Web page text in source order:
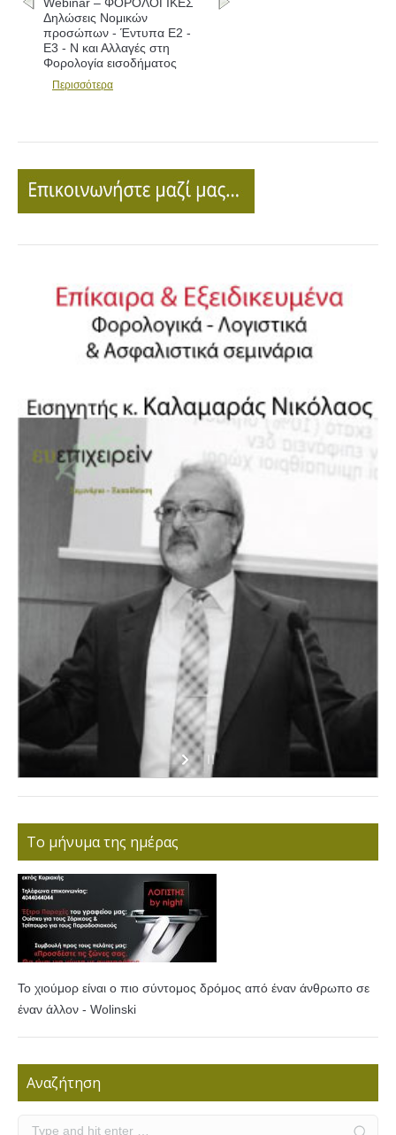
Δηλώσεις - Συμπλήρωση
εντύπων Ε1 - Ε2 - Ε3 και
Αλλαγές
Περισσότερα
Το μήνυμα της ημέρας
Το χιούμορ είναι ο πιο σύντομος δρόμος από έναν άνθρωπο σε
έναν άλλον - Wolinski
Αναζήτηση